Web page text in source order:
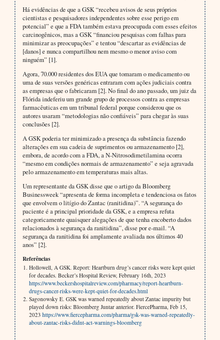
Há evidências de que a GSK “recebeu avisos de seus próprios
cientistas e pesquisadores independentes sobre esse perigo em
potencial” e que a FDA também estava preocupada com esses efeitos
carcinogênicos, mas a GSK “financiou pesquisas com falhas para
minimizar as preocupações” e tentou “descartar as evidências de
[danos] e nunca compartilhou nem mesmo o menor aviso com
ninguém” [1].
Agora, 70.000 residentes dos EUA que tomaram o medicamento ou
uma de suas versões genéricas entraram com ações judiciais contra
as empresas que o fabricaram [2]. No final do ano passado, um juiz da
Flórida indeferiu um grande grupo de processos contra as empresas
farmacêuticas em um tribunal federal porque considerou que os
autores usaram “metodologias não confiáveis” para chegar às suas
conclusões [2].
A GSK poderia ter minimizado a presença da substância fazendo
alterações em sua cadeia de suprimentos ou armazenamento [2],
embora, de acordo com a FDA, a N-Nitrosodimetilamina ocorra
“mesmo em condições normais de armazenamento” e seja agravada
pelo armazenamento em temperaturas mais altas.
Um representante da GSK disse que o artigo da Bloomberg
Businessweek “apresenta de forma incompleta e tendenciosa os fatos
que envolvem o litígio do Zantac (ranitidina)”. “A segurança do
paciente é a principal prioridade da GSK, e a empresa refuta
categoricamente quaisquer alegações de que tenha encoberto dados
relacionados à segurança da ranitidina”, disse por e-mail. “A
segurança da ranitidina foi amplamente avaliada nos últimos 40
anos” [2].
Referências
Hollowell, A GSK. Report: Heartburn drug’s cancer risks were kept quiet
for decades. Becker’s Hospital Review, February 16th, 2023
https://www.beckershospitalreview.com/pharmacy/report-heartburn-
drugs-cancer-risks-were-kept-quiet-for-decades.html
Sagonowsky E. GSK was warned repeatedly about Zantac impurity but
played down risks: Bloomberg Juntar anterior. FiercePharma, Feb 15,
2023 https://www.fiercepharma.com/pharma/gsk-was-warned-repeatedly-
about-zantac-risks-didnt-act-warnings-bloomberg